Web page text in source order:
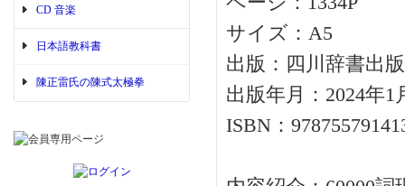
CD 音楽
日本語教科書
陳正雷氏の陳式太極拳
サイズ：A5
出版：四川辞書出
出版年月：2024年1
ISBN：